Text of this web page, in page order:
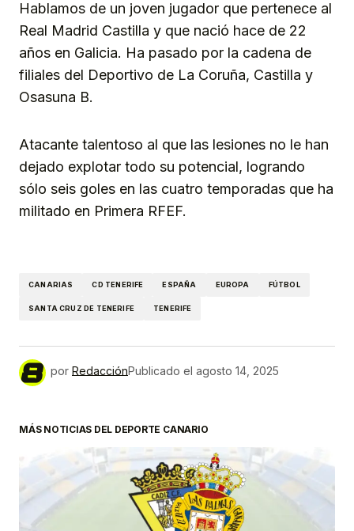
Hablamos de un joven jugador que pertenece al
Real Madrid Castilla y que nació hace de 22
años en Galicia. Ha pasado por la cadena de
filiales del Deportivo de La Coruña, Castilla y
Osasuna B.
Atacante talentoso al que las lesiones no le han
dejado explotar todo su potencial, logrando
sólo seis goles en las cuatro temporadas que ha
militado en Primera RFEF.
CANARIAS CD TENERIFE ESPAÑA EUROPA FÚTBOL
SANTA CRUZ DE TENERIFE TENERIFE
por RedacciónPublicado el agosto 14, 2025
MÁS NOTICIAS DEL DEPORTE CANARIO